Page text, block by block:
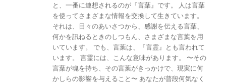
と、一番に連想されるのが『言葉』です。 人は言葉
を使ってさまざまな情報を交換して生きています。
それは、日々のあいさつから、感謝を伝える言葉、
何かを訊ねるときのしつもん、さまざまな言葉を用
いています。 でも、言葉は、『言霊』とも言われて
います。 言霊には、こんな意味があります。 〜その
言葉が魂を持ち、その言葉がきっかけで、現実に何
かしらの影響を与えること〜 あなたが普段何気なく